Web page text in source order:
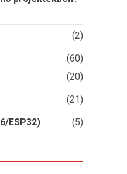
(2)
(60)
(20)
(21)
ESP32) (5)